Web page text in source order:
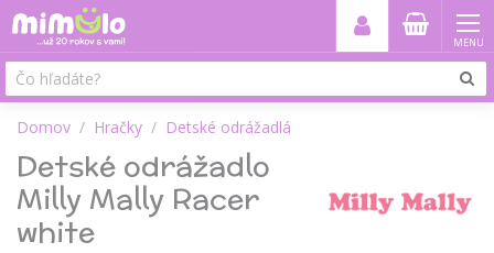
MENU
Domov Hračky Detské odrážadlá
Detské odrážadlo
Milly Mally Racer
white